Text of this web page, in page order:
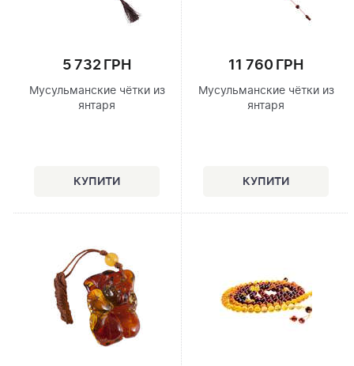
5 732 ГРН
Мусульманские чётки из
янтаря
11 760 ГРН
Мусульманские чётки из
янтаря